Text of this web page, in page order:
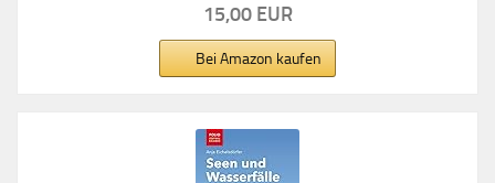
15,00 EUR
Bei Amazon kaufen